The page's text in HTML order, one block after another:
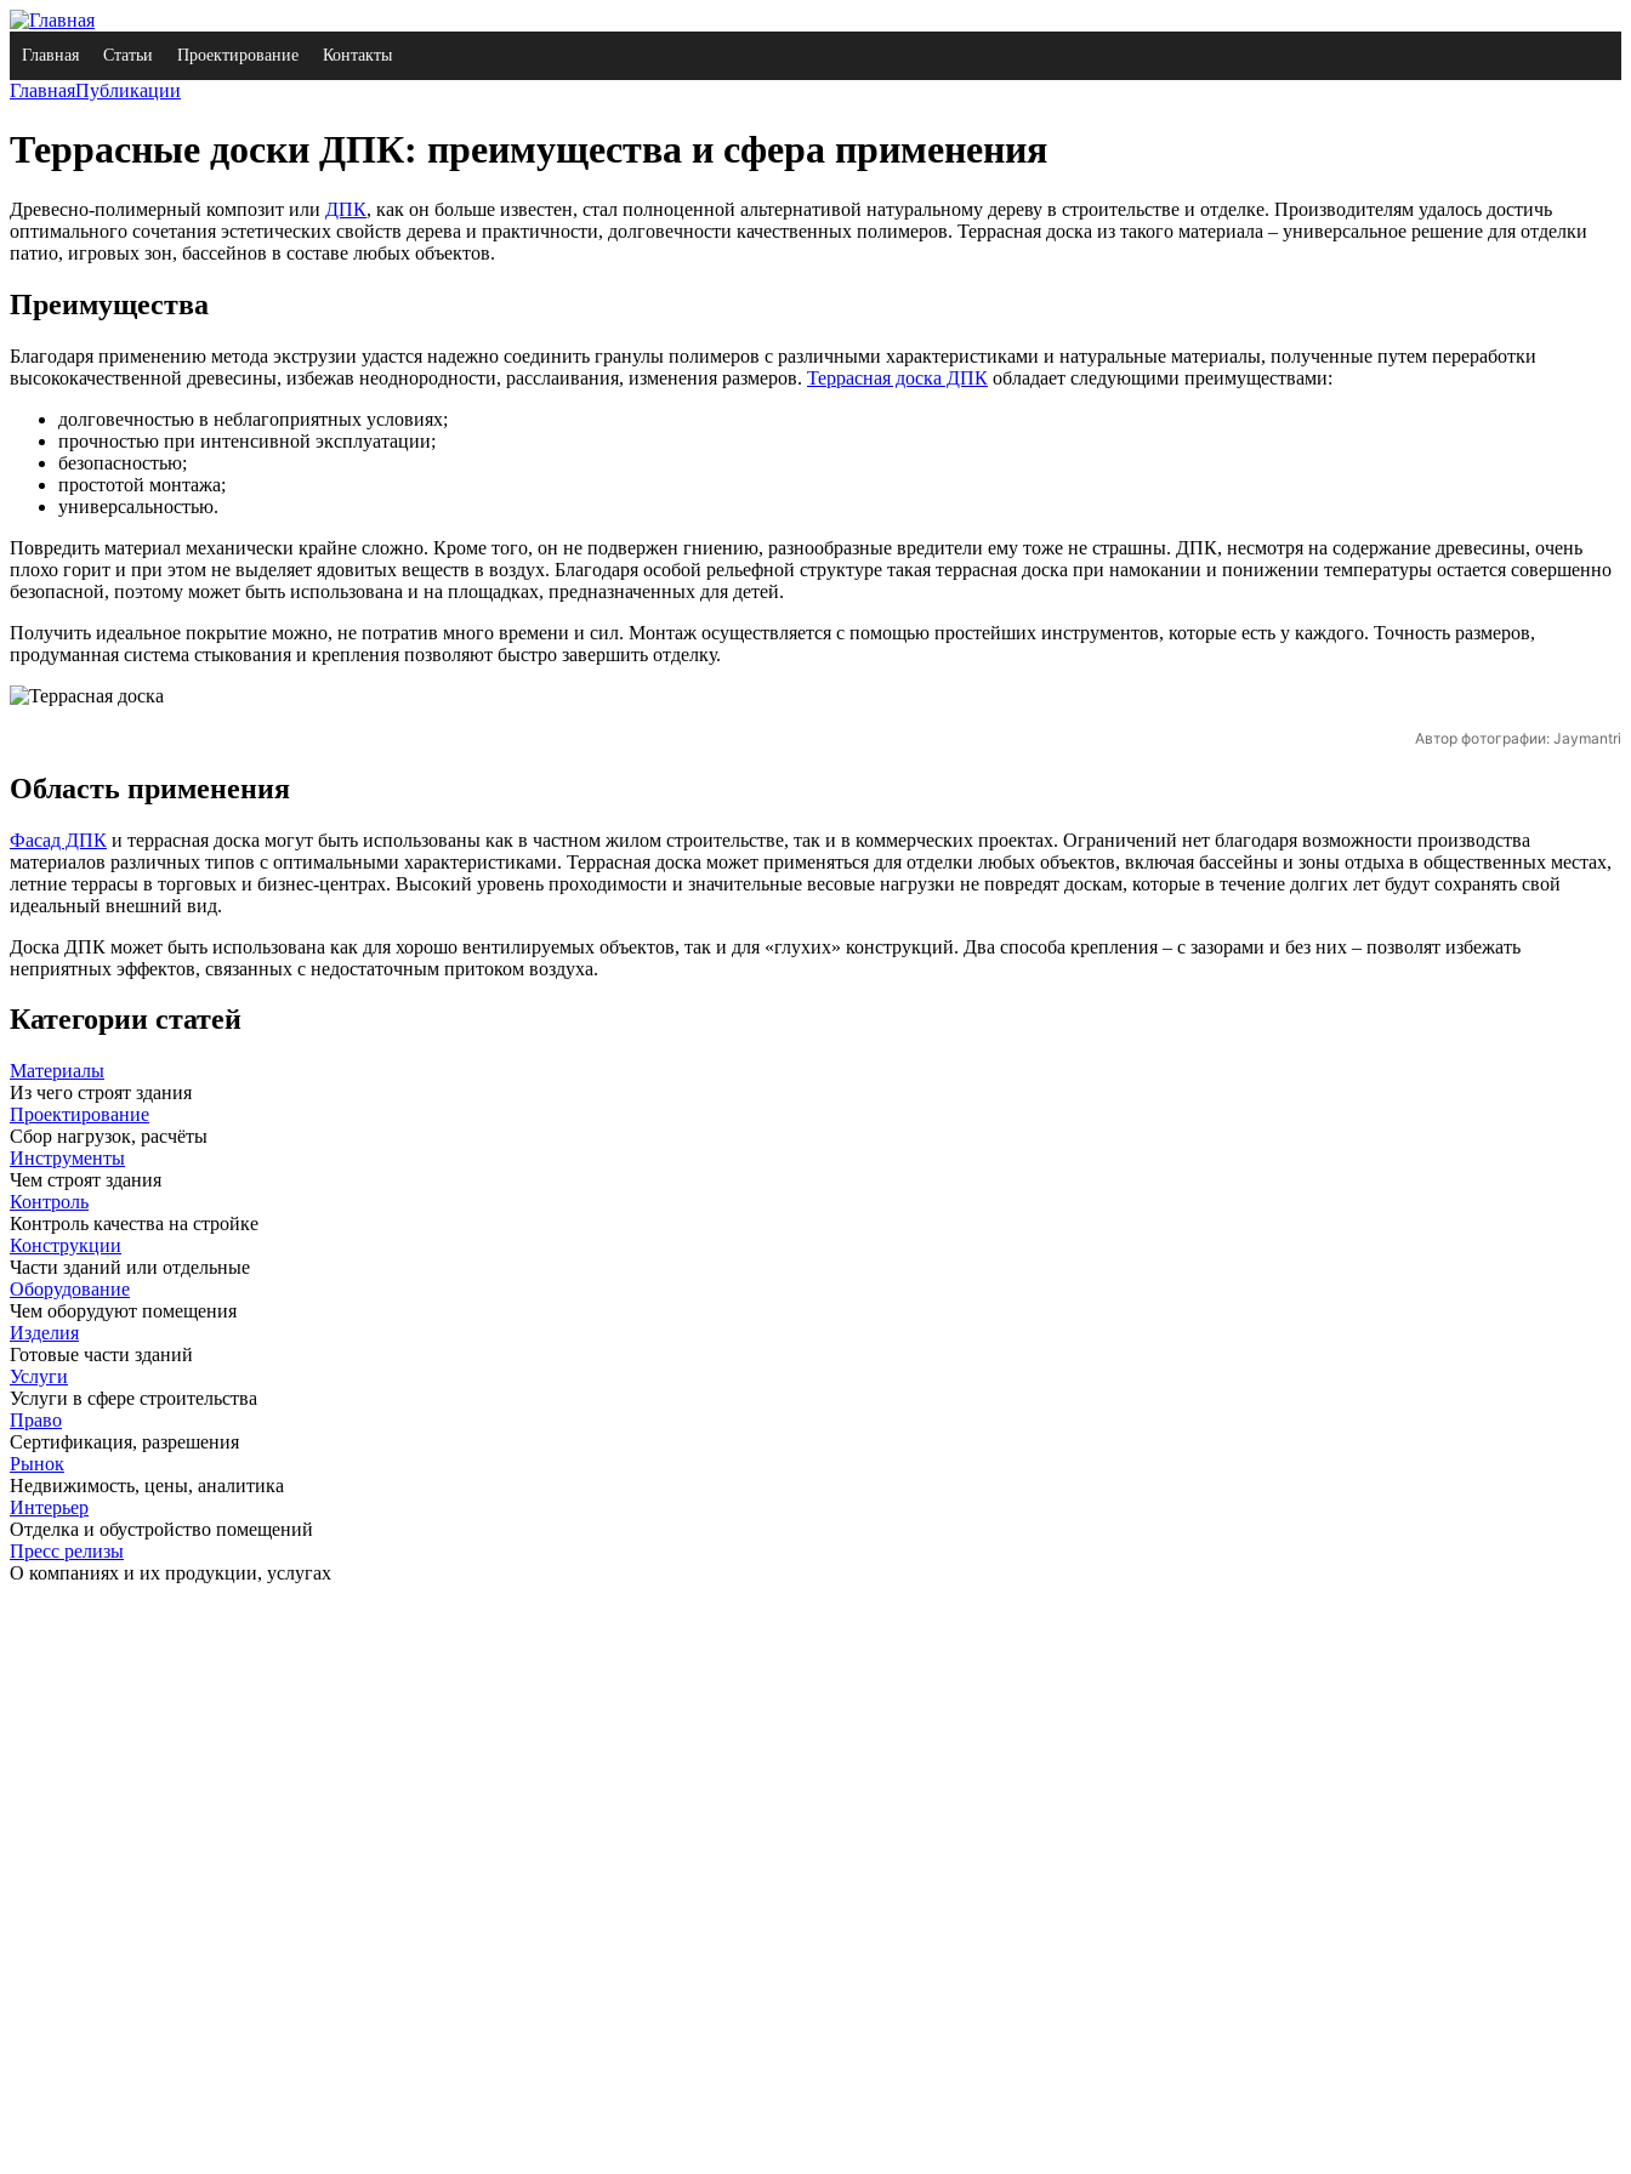
Главная Статьи Проектирование Контакты
ГлавнаяПубликации
Террасные доски ДПК: преимущества и сфера применения
Древесно-полимерный композит или ДПК, как он больше известен, стал полноценной альтернативой натуральному дереву в строительстве и отделке. Производителям удалось достичь
оптимального сочетания эстетических свойств дерева и практичности, долговечности качественных полимеров. Террасная доска из такого материала – универсальное решение для отделки
патио, игровых зон, бассейнов в составе любых объектов.
Преимущества
Благодаря применению метода экструзии удастся надежно соединить гранулы полимеров с различными характеристиками и натуральные материалы, полученные путем переработки
высококачественной древесины, избежав неоднородности, расслаивания, изменения размеров. Террасная доска ДПК обладает следующими преимуществами:
долговечностью в неблагоприятных условиях;
прочностью при интенсивной эксплуатации;
безопасностью;
простотой монтажа;
универсальностью.
Повредить материал механически крайне сложно. Кроме того, он не подвержен гниению, разнообразные вредители ему тоже не страшны. ДПК, несмотря на содержание древесины, очень
плохо горит и при этом не выделяет ядовитых веществ в воздух. Благодаря особой рельефной структуре такая террасная доска при намокании и понижении температуры остается совершенно
безопасной, поэтому может быть использована и на площадках, предназначенных для детей.
Получить идеальное покрытие можно, не потратив много времени и сил. Монтаж осуществляется с помощью простейших инструментов, которые есть у каждого. Точность размеров,
продуманная система стыкования и крепления позволяют быстро завершить отделку.
Автор фотографии: Jaymantri
Область применения
Фасад ДПК и террасная доска могут быть использованы как в частном жилом строительстве, так и в коммерческих проектах. Ограничений нет благодаря возможности производства
материалов различных типов с оптимальными характеристиками. Террасная доска может применяться для отделки любых объектов, включая бассейны и зоны отдыха в общественных местах,
летние террасы в торговых и бизнес-центрах. Высокий уровень проходимости и значительные весовые нагрузки не повредят доскам, которые в течение долгих лет будут сохранять свой
идеальный внешний вид.
Доска ДПК может быть использована как для хорошо вентилируемых объектов, так и для «глухих» конструкций. Два способа крепления – с зазорами и без них – позволят избежать
неприятных эффектов, связанных с недостаточным притоком воздуха.
Категории статей
Материалы
Из чего строят здания
Проектирование
Сбор нагрузок, расчёты
Инструменты
Чем строят здания
Контроль
Контроль качества на стройке
Конструкции
Части зданий или отдельные
Оборудование
Чем оборудуют помещения
Изделия
Готовые части зданий
Услуги
Услуги в сфере строительства
Право
Сертификация, разрешения
Рынок
Недвижимость, цены, аналитика
Интерьер
Отделка и обустройство помещений
Пресс релизы
О компаниях и их продукции, услугах